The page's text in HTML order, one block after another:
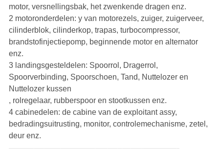
motor, versnellingsbak, het zwenkende dragen enz.
2 motoronderdelen: y van motorezels, zuiger, zuigerveer,
cilinderblok, cilinderkop, trapas, turbocompressor,
brandstofinjectiepomp, beginnende motor en alternator
enz.
3 landingsgesteldelen: Spoorrol, Dragerrol,
Spoorverbinding, Spoorschoen, Tand, Nuttelozer en
Nuttelozer kussen
, rolregelaar, rubberspoor en stootkussen enz.
4 cabinedelen: de cabine van de exploitant assy,
bedradingsuitrusting, monitor, controlemechanisme, zetel,
deur enz.